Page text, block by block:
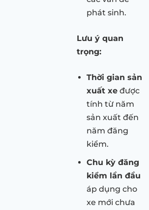
phát sinh.
Lưu ý quan
trọng:
Thời gian sản
xuất xe được
tính từ năm
sản xuất đến
năm đăng
kiểm.
Chu kỳ đăng
kiểm lần đầu
áp dụng cho
xe mới chưa